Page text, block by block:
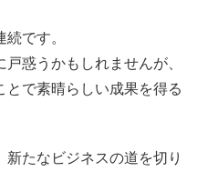
です。
惑うかもしれませんが、
とで素晴らしい成果を得る
たなビジネスの道を切り